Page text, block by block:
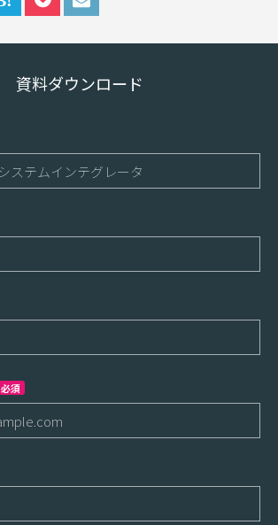
資料ダウンロード
必須